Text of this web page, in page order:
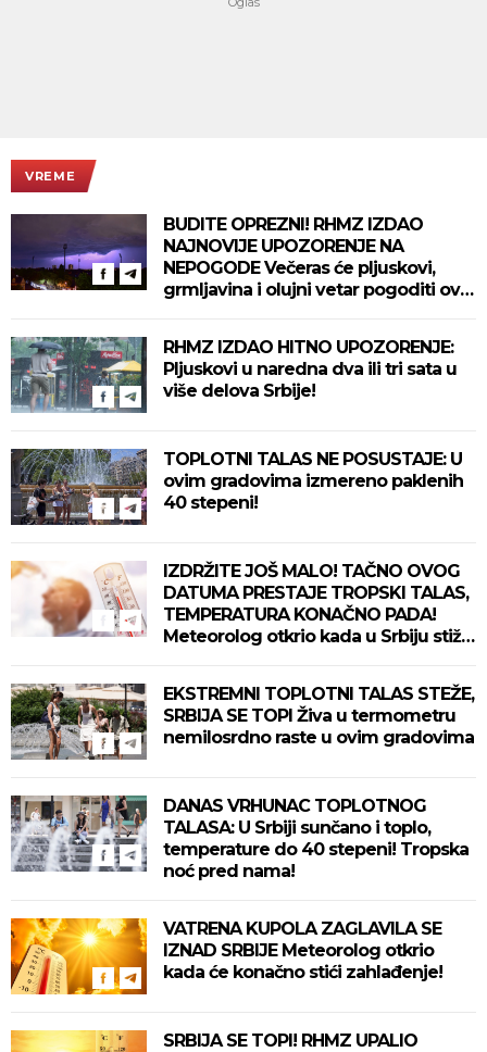
VREME
BUDITE OPREZNI! RHMZ IZDAO
NAJNOVIJE UPOZORENJE NA
NEPOGODE Večeras će pljuskovi,
grmljavina i olujni vetar pogoditi ove
RHMZ IZDAO HITNO UPOZORENJE:
Pljuskovi u naredna dva ili tri sata u
više delova Srbije!
TOPLOTNI TALAS NE POSUSTAJE: U
ovim gradovima izmereno paklenih
40 stepeni!
IZDRŽITE JOŠ MALO! TAČNO OVOG
DATUMA PRESTAJE TROPSKI TALAS,
TEMPERATURA KONAČNO PADA!
Meteorolog otkrio kada u Srbiju stiže
EKSTREMNI TOPLOTNI TALAS STEŽE,
SRBIJA SE TOPI Živa u termometru
nemilosrdno raste u ovim gradovima
DANAS VRHUNAC TOPLOTNOG
TALASA: U Srbiji sunčano i toplo,
temperature do 40 stepeni! Tropska
noć pred nama!
VATRENA KUPOLA ZAGLAVILA SE
IZNAD SRBIJE Meteorolog otkrio
kada će konačno stići zahlađenje!
SRBIJA SE TOPI! RHMZ UPALIO